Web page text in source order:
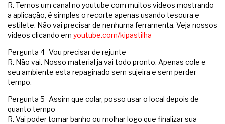
R. Temos um canal no youtube com muitos videos mostrando
a aplicação, é simples o recorte apenas usando tesoura e
estilete. Não vai precisar de nenhuma ferramenta. Veja nossos
videos clicando em youtube.com/kipastilha
Pergunta 4- Vou precisar de rejunte
R. Não vai. Nosso material ja vai todo pronto. Apenas cole e
seu ambiente esta repaginado sem sujeira e sem perder
tempo.
Pergunta 5- Assim que colar, posso usar o local depois de
quanto tempo
R. Vai poder tomar banho ou molhar logo que finalizar sua